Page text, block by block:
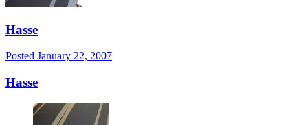
Hasse
Posted January 22, 2007
Hasse